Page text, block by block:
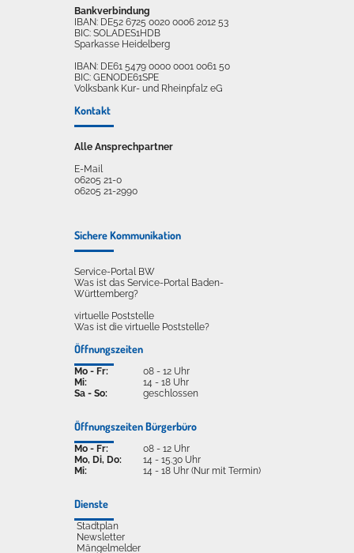
Bankverbindung
IBAN: DE52 6725 0020 0006 2012 53
BIC: SOLADES1HDB
Sparkasse Heidelberg
IBAN: DE61 5479 0000 0001 0061 50
BIC: GENODE61SPE
Volksbank Kur- und Rheinpfalz eG
Kontakt
Alle Ansprechpartner
E-Mail
06205 21-0
06205 21-2990
Sichere Kommunikation
Service-Portal BW
Was ist das Service-Portal Baden-
Württemberg?
virtuelle Poststelle
Was ist die virtuelle Poststelle?
Öffnungszeiten
Mo - Fr:
Mi:
Sa - So:
08 - 12 Uhr
14 - 18 Uhr
geschlossen
Öffnungszeiten Bürgerbüro
Mo - Fr:
Mo, Di, Do:
Mi:
08 - 12 Uhr
14 - 15.30 Uhr
14 - 18 Uhr (Nur mit Termin)
Dienste
Stadtplan
Newsletter
Mängelmelder